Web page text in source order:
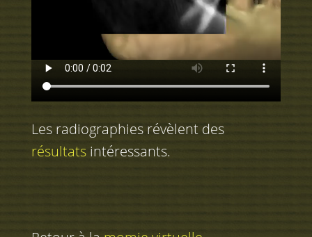
Les radiographies révèlent des
résultatsintéressants.